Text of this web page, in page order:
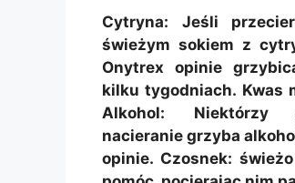
Cytryna: Jeśli
świeżym sokiem z
Onytrex opinie
kilku tygodniach. Kwas
Alkohol: Niektórzy
nacieranie grzyba
opinie. Czosnek: